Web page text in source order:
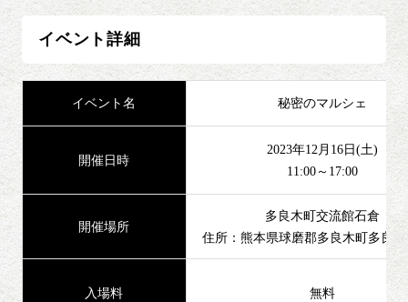
イベント詳細
イベント名 秘密のマルシェ
開催日時
2023年12月16日(土)
11:00～17:00
開催場所
多良木町交流館石倉
住所：熊本県球磨郡多良木町多良木
入場料 無料